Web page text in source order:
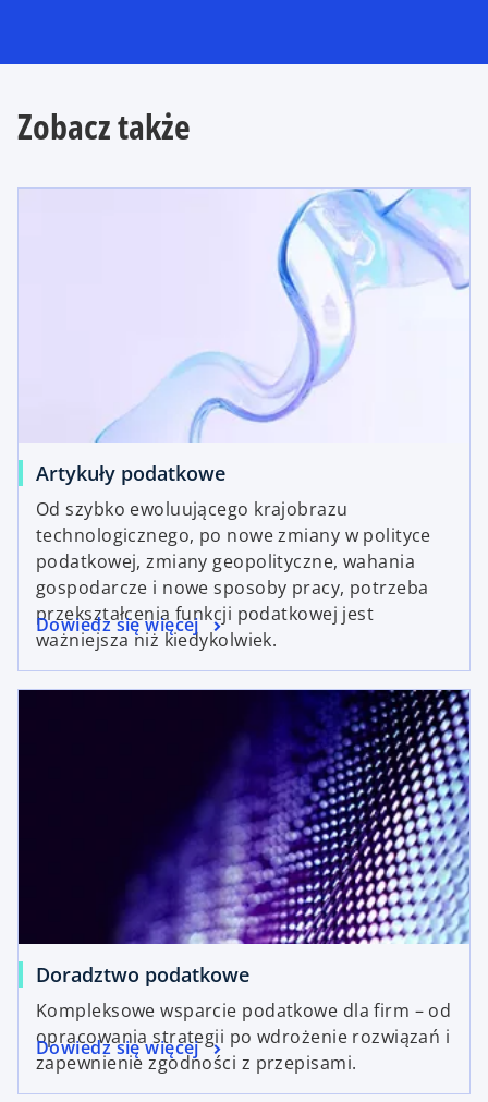
Zobacz także
Artykuły podatkowe
Od szybko ewoluującego krajobrazu
technologicznego, po nowe zmiany w polityce
podatkowej, zmiany geopolityczne, wahania
gospodarcze i nowe sposoby pracy, potrzeba
przekształcenia funkcji podatkowej jest
ważniejsza niż kiedykolwiek.
Dowiedz się więcej
Doradztwo podatkowe
Kompleksowe wsparcie podatkowe dla firm – od
opracowania strategii po wdrożenie rozwiązań i
zapewnienie zgodności z przepisami.
Dowiedz się więcej